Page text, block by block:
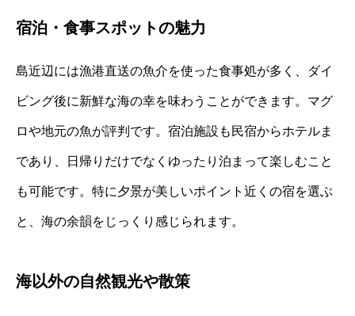
宿泊・食事スポットの魅力
島近辺には漁港直送の魚介を使った食事処が多く、ダイ
ビング後に新鮮な海の幸を味わうことができます。マグ
ロや地元の魚が評判です。宿泊施設も民宿からホテルま
であり、日帰りだけでなくゆったり泊まって楽しむこと
も可能です。特に夕景が美しいポイント近くの宿を選ぶ
と、海の余韻をじっくり感じられます。
海以外の自然観光や散策